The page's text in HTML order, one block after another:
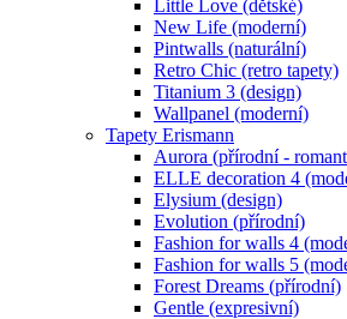
Little Love (dětské)
New Life (moderní)
Pintwalls (naturální)
Retro Chic (retro tapety)
Titanium 3 (design)
Wallpanel (moderní)
Tapety Erismann
Aurora (přírodní -
ELLE decoration 4
Elysium (design)
Evolution (přírodní)
Fashion for walls 4
Fashion for walls 5
Forest Dreams (přírodní)
Gentle (expresivní)